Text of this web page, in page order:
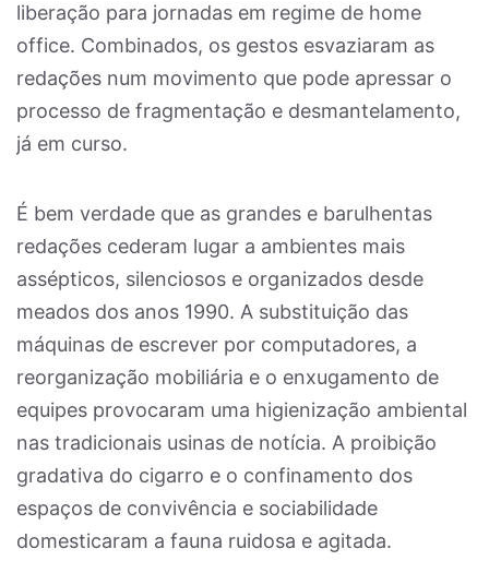
liberação para jornadas em regime de home
office. Combinados, os gestos esvaziaram as
redações num movimento que pode apressar o
processo de fragmentação e desmantelamento,
já em curso.
É bem verdade que as grandes e barulhentas
redações cederam lugar a ambientes mais
assépticos, silenciosos e organizados desde
meados dos anos 1990. A substituição das
máquinas de escrever por computadores, a
reorganização mobiliária e o enxugamento de
equipes provocaram uma higienização ambiental
nas tradicionais usinas de notícia. A proibição
gradativa do cigarro e o confinamento dos
espaços de convivência e sociabilidade
domesticaram a fauna ruidosa e agitada.